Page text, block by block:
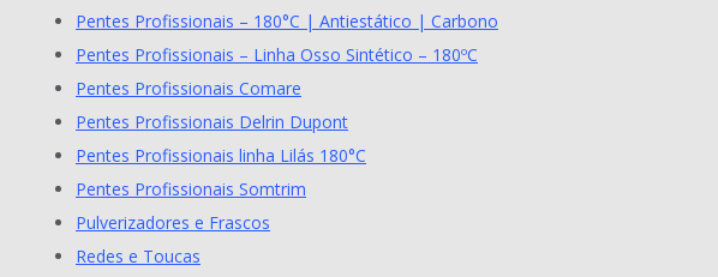
Pentes Profissionais – 180°C | Antiestático | Carbono
Pentes Profissionais – Linha Osso Sintético – 180ºC
Pentes Profissionais Comare
Pentes Profissionais Delrin Dupont
Pentes Profissionais linha Lilás 180°C
Pentes Profissionais Somtrim
Pulverizadores e Frascos
Redes e Toucas